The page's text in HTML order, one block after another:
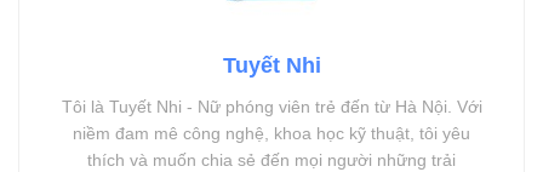
Tuyết Nhi
Tôi là Tuyết Nhi - Nữ phóng viên trẻ đến từ Hà Nội. Với
niềm đam mê công nghệ, khoa học kỹ thuật, tôi yêu
thích và muốn chia sẻ đến mọi người những trải